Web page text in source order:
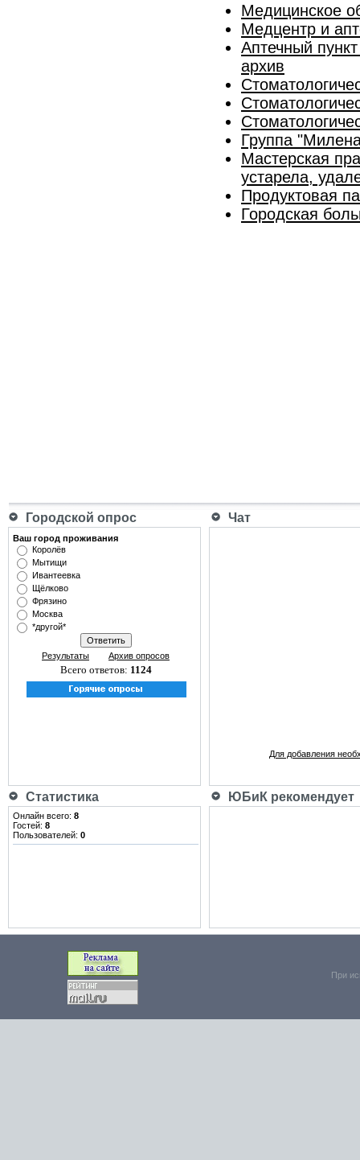
Медицинское
Медцентр и
Аптечный
архив
Группа
Мастерская
устарела,
Продуктовая
Городская
Городской опрос Чат
Ваш город проживания
Королёв
Мытищи
Ивантеевка
Щёлково
Фрязино
Москва
*другой*
Результаты Архив опросов
Всего ответов: 1124
Для добавления
Статистика ЮБиК рекомендует
Онлайн всего: 8
Гостей: 8
Пользователей: 0
При